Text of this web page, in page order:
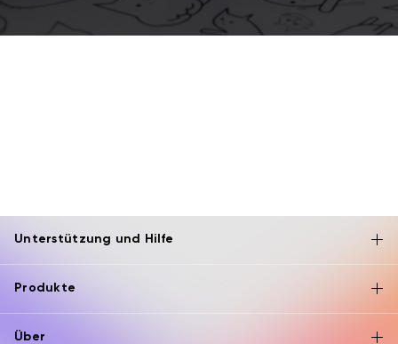
Unterstützung und Hilfe
Produkte
Über